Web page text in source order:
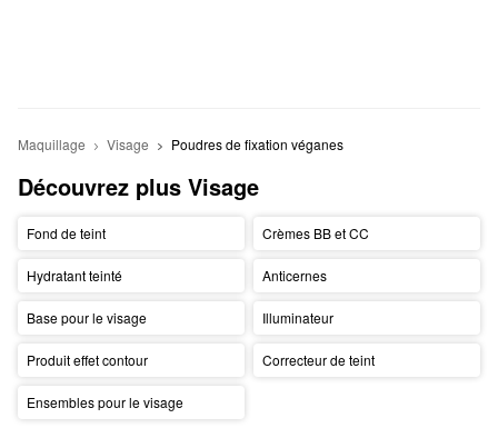
Maquillage Visage Poudres de fixation véganes
Découvrez plus Visage
Fond de teint Crèmes BB et CC
Hydratant teinté Anticernes
Base pour le visage Illuminateur
Produit effet contour Correcteur de teint
Ensembles pour le visage